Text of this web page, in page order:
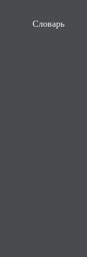
Словарь